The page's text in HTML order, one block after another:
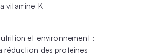
vitamine K
et environnement :
réduction des protéines